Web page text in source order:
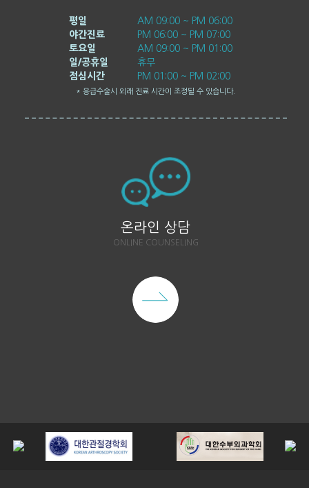
평일
AM 09:00 ~ PM 06:00
야간진료
PM 06:00 ~ PM 07:00
토요일
AM 09:00 ~ PM 01:00
일/공휴일
휴무
점심시간
PM 01:00 ~ PM 02:00
* 응급수술시 외래 진료 시간이 조정될 수 있습니다.
온라인 상담
ONLINE COUNSELING